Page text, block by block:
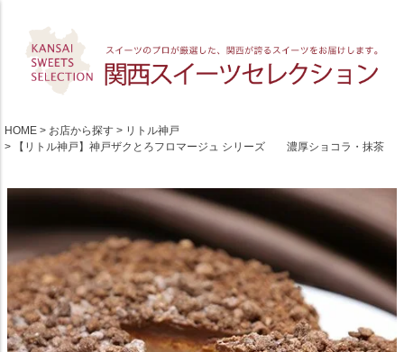
HOME お店から探す
リトル神戸
【リトル神戸】神戸ザクとろフロマージュ シリーズ 濃厚ショコラ・抹茶